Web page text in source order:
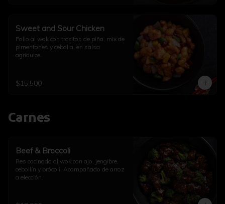
Sweet and Sour Chicken
Pollo al wok con trocitos de piña, mix de
pimentones y cebolla, en salsa
agridulce.
$15.500
Carnes
Beef & Broccoli
Res cocinada al wok con ajo, jengibre,
cebollín y brócoli. Acompañado de arroz
a elección.